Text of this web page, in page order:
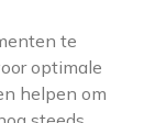
te
optimale
helpen om